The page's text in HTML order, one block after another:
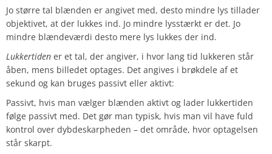
Jo større tal blænden er angivet med, desto mindre lys tillader
objektivet, at der lukkes ind. Jo mindre lysstærkt er det. Jo
mindre blændeværdi desto mere lys lukkes der ind.
Lukkertiden er et tal, der angiver, i hvor lang tid lukkeren står
åben, mens billedet optages. Det angives i brøkdele af et
sekund og kan bruges passivt eller aktivt:
Passivt, hvis man vælger blænden aktivt og lader lukkertiden
følge passivt med. Det gør man typisk, hvis man vil have fuld
kontrol over dybdeskarpheden – det område, hvor optagelsen
står skarpt.